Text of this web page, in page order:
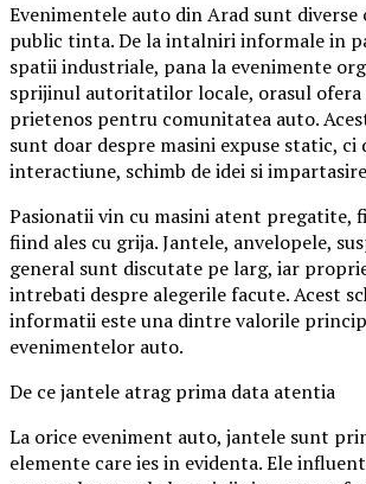
Evenimentele auto din Arad sunt diverse
public tinta. De la intalniri informale in
spatii industriale, pana la evenimente
sprijinul autoritatilor locale, orasul ofera
prietenos pentru comunitatea auto.
sunt doar despre masini expuse static, ci
interactiune, schimb de idei si
Pasionatii vin cu masini atent pregatite,
fiind ales cu grija. Jantele, anvelopele,
general sunt discutate pe larg, iar
intrebati despre alegerile facute. Acest
informatii este una dintre valorile
evenimentelor auto.
De ce jantele atrag prima data atentia
La orice eveniment auto, jantele sunt
elemente care ies in evidenta. Ele